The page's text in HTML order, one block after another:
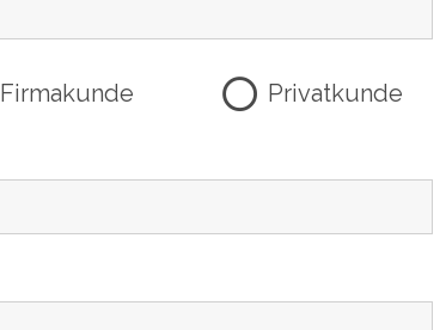
Firmakunde Privatkunde